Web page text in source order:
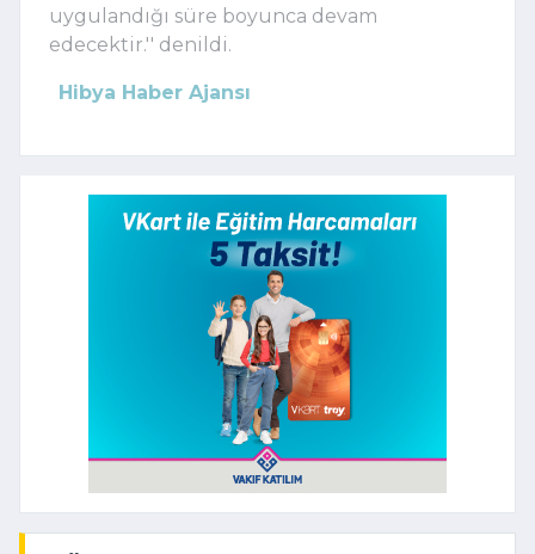
uygulandığı süre boyunca devam
edecektir.'' denildi.
Hibya Haber Ajansı